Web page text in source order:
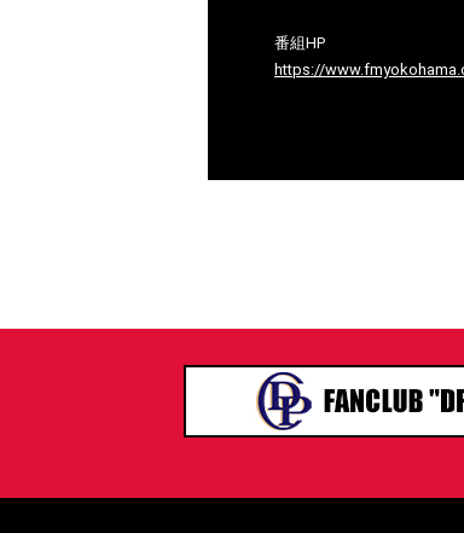
番組HP
https://